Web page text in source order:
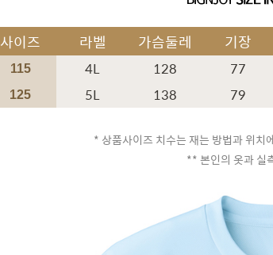
사이즈 라벨 가슴둘레 기장
115 4L 128 77
125 5L 138 79
* 상품사이즈 치수는 재는 방법과 위
** 본인의 옷과 실